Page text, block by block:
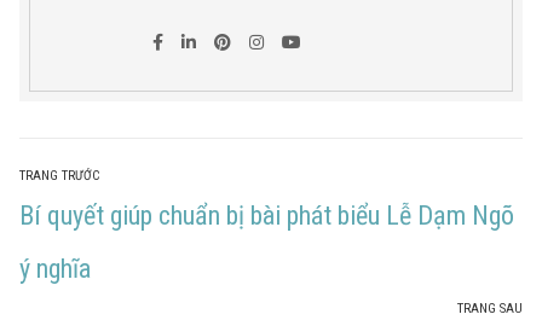
TRANG TRƯỚC
Bí quyết giúp chuẩn bị bài phát biểu Lễ Dạm Ngõ
ý nghĩa
TRANG SAU